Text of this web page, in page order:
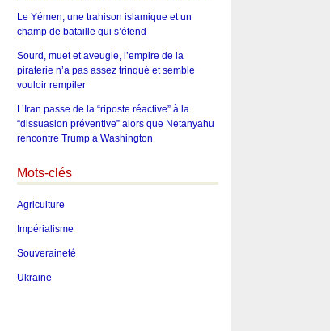
Le Yémen, une trahison islamique et un
champ de bataille qui s’étend
Sourd, muet et aveugle, l’empire de la
piraterie n’a pas assez trinqué et semble
vouloir rempiler
L’Iran passe de la “riposte réactive” à la
“dissuasion préventive” alors que Netanyahu
rencontre Trump à Washington
Mots-clés
Agriculture
Impérialisme
Souveraineté
Ukraine